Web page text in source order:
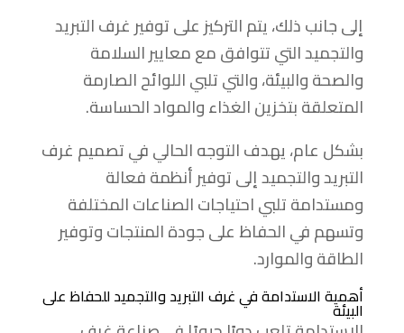
إلى جانب ذلك، يتم التركيز على توفير غرف التبريد
والتجميد التي تتوافق مع معايير السلامة
والصحة والبيئة، والتي تلبي اللوائح الصارمة
المتعلقة بتخزين الغذاء والمواد الحساسة.
بشكل عام، يهدف التوجه الحالي في تصميم غرف
التبريد والتجميد إلى توفير أنظمة فعالة
ومستدامة تلبي احتياجات الصناعات المختلفة
وتسهم في الحفاظ على جودة المنتجات وتوفير
الطاقة والموارد.
أهمية الاستدامة في غرف التبريد والتجميد للحفاظ على
البيئة